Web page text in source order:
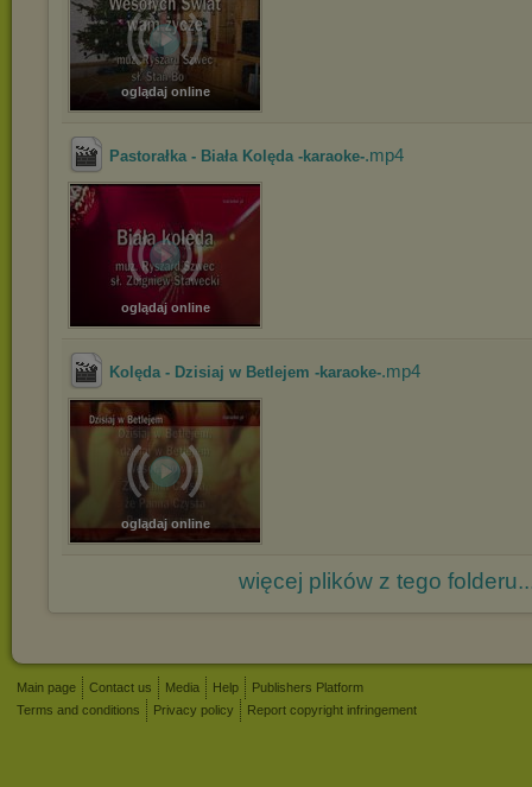
oglądaj online
Pastorałka - Biała Kolęda -karaoke-.mp4
oglądaj online
Kolęda - Dzisiaj w Betlejem -karaoke-.mp4
oglądaj online
więcej plików z tego
Main page Contact us Media Help
Publishers Platform
Terms and conditions
Privacy policy Report copyright infringement